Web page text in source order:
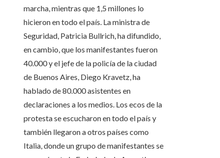
marcha, mientras que 1,5 millones lo
hicieron en todo el país. La ministra de
Seguridad, Patricia Bullrich, ha difundido,
en cambio, que los manifestantes fueron
40.000 y el jefe de la policía de la ciudad
de Buenos Aires, Diego Kravetz, ha
hablado de 80.000 asistentes en
declaraciones a los medios. Los ecos de la
protesta se escucharon en todo el país y
también llegaron a otros países como
Italia, donde un grupo de manifestantes se